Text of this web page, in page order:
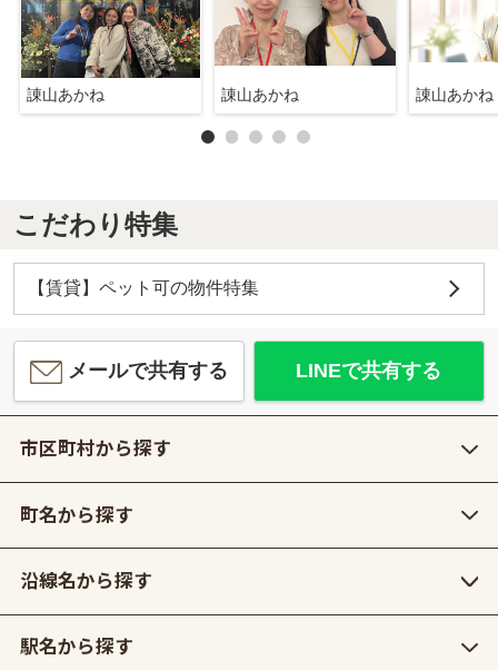
諌山あかね 諌山あかね 諌山あかね
こだわり特集
【賃貸】ペット可の物件特集
メールで共有する LINEで共有する
市区町村から探す
町名から探す
沿線名から探す
駅名から探す